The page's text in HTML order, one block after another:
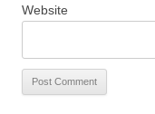
Website